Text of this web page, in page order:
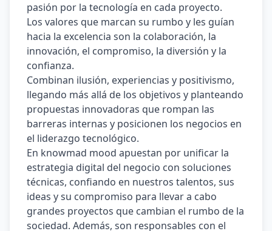
pasión por la tecnología en cada proyecto.
Los valores que marcan su rumbo y les guían
hacia la excelencia son la colaboración, la
innovación, el compromiso, la diversión y la
conﬁanza.
Combinan ilusión, experiencias y positivismo,
llegando más allá de los objetivos y planteando
propuestas innovadoras que rompan las
barreras internas y posicionen los negocios en
el liderazgo tecnológico.
En knowmad mood apuestan por unificar la
estrategia digital del negocio con soluciones
técnicas, confiando en nuestros talentos, sus
ideas y su compromiso para llevar a cabo
grandes proyectos que cambian el rumbo de la
sociedad. Además, son responsables con el